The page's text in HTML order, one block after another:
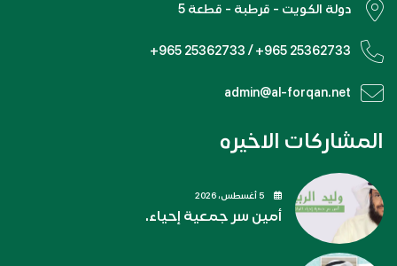
دولة الكويت - قرطبة - قطعة 5
+965 25362733 / +965 25362733
admin@al-forqan.net
المشاركات الاخيره
أمين سر جمعية إحياء.